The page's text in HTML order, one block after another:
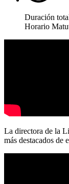
Duración
Horario
La directora de la
más destacados de